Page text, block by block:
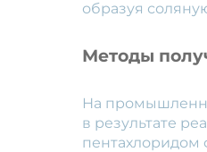
образуя
Методы
На
в результате
пентахлоридом